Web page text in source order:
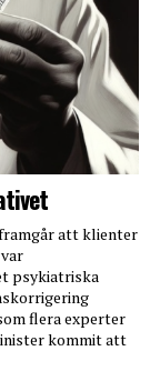
att klienter
psykiatriska
flera experter
kommit att